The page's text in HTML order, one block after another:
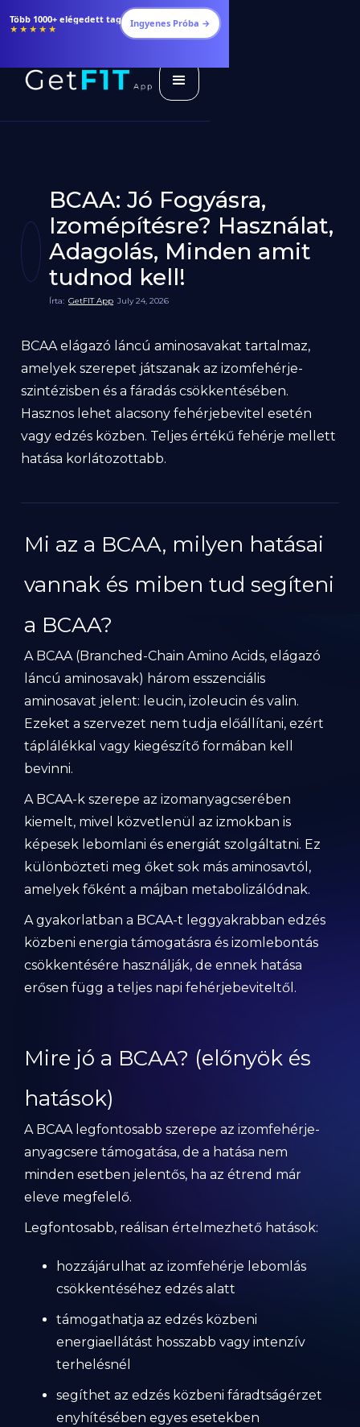
Étrendek, receptek és edzéstervek
★★★★★ Ingyenes Próba →
BCAA: Jó Fogyásra,
Izomépítésre? Használat,
Adagolás, Minden amit
tudnod kell!
Írta: GetFIT App July 24, 2026
BCAA elágazó láncú aminosavakat tartalmaz,
amelyek szerepet játszanak az izomfehérje-
szintézisben és a fáradás csökkentésében.
Hasznos lehet alacsony fehérjebevitel esetén
vagy edzés közben. Teljes értékű fehérje mellett
hatása korlátozottabb.
Mi az a BCAA, milyen hatásai
vannak és miben tud segíteni
a BCAA?
A BCAA (Branched-Chain Amino Acids, elágazó
láncú aminosavak) három esszenciális
aminosavat jelent: leucin, izoleucin és valin.
Ezeket a szervezet nem tudja előállítani, ezért
táplálékkal vagy kiegészítő formában kell
bevinni.
A BCAA-k szerepe az izomanyagcserében
kiemelt, mivel közvetlenül az izmokban is
képesek lebomlani és energiát szolgáltatni. Ez
különbözteti meg őket sok más aminosavtól,
amelyek főként a májban metabolizálódnak.
A gyakorlatban a BCAA-t leggyakrabban edzés
közbeni energia támogatásra és izomlebontás
csökkentésére használják, de ennek hatása
erősen függ a teljes napi fehérjebeviteltől.
Mire jó a BCAA? (előnyök és
hatások)
A BCAA legfontosabb szerepe az izomfehérje-
anyagcsere támogatása, de a hatása nem
minden esetben jelentős, ha az étrend már
eleve megfelelő.
Legfontosabb, reálisan értelmezhető hatások:
hozzájárulhat az izomfehérje lebomlás
csökkentéséhez edzés alatt
támogathatja az edzés közbeni
energiaellátást hosszabb vagy intenzív
terhelésnél
segíthet az edzés közbeni fáradtságérzet
enyhítésében egyes esetekben